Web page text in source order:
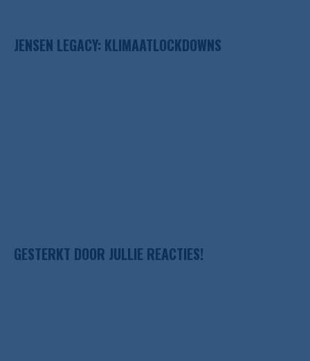
JENSEN LEGACY: KLIMAATLOCKDOWNS
GESTERKT DOOR JULLIE REACTIES!